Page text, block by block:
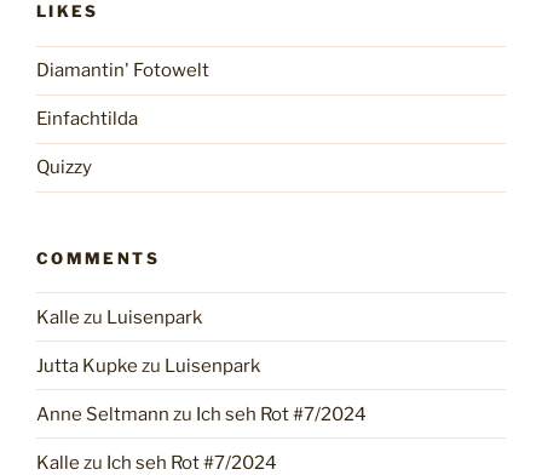
LIKES
Diamantin' Fotowelt
Einfachtilda
Quizzy
COMMENTS
Kalle zu Luisenpark
Jutta Kupke zu Luisenpark
Anne Seltmann zu Ich seh Rot #7/2024
Kalle zu Ich seh Rot #7/2024